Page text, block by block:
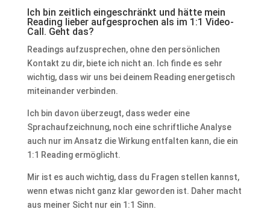
Ich bin zeitlich eingeschränkt und hätte mein
Reading lieber aufgesprochen als im 1:1 Video-
Call. Geht das?
Readings aufzusprechen, ohne den persönlichen
Kontakt zu dir, biete ich nicht an. Ich finde es sehr
wichtig, dass wir uns bei deinem Reading energetisch
miteinander verbinden.
Ich bin davon überzeugt, dass weder eine
Sprachaufzeichnung, noch eine schriftliche Analyse
auch nur im Ansatz die Wirkung entfalten kann, die ein
1:1 Reading ermöglicht.
Mir ist es auch wichtig, dass du Fragen stellen kannst,
wenn etwas nicht ganz klar geworden ist. Daher macht
aus meiner Sicht nur ein 1:1 Sinn.